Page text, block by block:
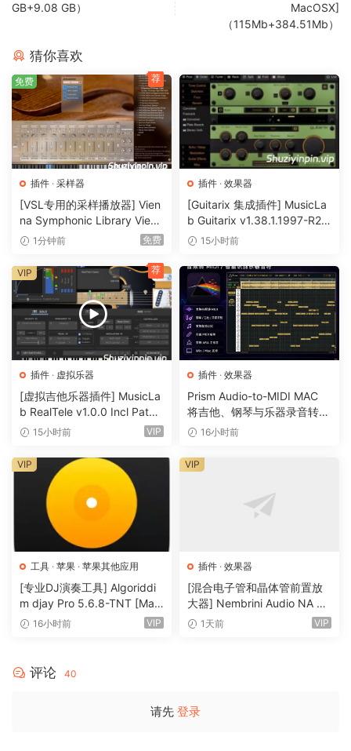
次更新是我们对倾听用户意见的承诺，同时致力于不折不扣的
不过，我最喜欢的补充是极具音乐性的新风格，由伟大的职业
鼓手演奏，真正体现了现实主义和制作价值。”
踢屁股鼓曲目
UJAM Instruments 专注于制作“无挫折”软件，可以解决所有音
乐制作技能水平的问题，Virtual Drummer 系列也不例外。专
业人士将欣赏并受益于获得所需高质量结果所节省的时间，而
初学者现在可以轻松访问他们自己的个人工作室鼓乐伴侣，它
总是听起来很棒并且总是准时！
每个 Virtual Drummer 都带有五个广泛采样的鼓组、现成的智
能混音预设，以及可以调整的各种风格和表演，以完美匹配您
想要的感觉和节奏。在该系列中，每个虚拟鼓手都体现了独特
的自定义演奏风格声音和个性。
总是准时
SOLID 是适用于大多数流行风格的全能可靠的 session pro，
HEAVY 提供坚硬而直的摇滚节拍，而 PHAT 则为您提供都市和
时髦的律动。
所有 Virtual Drummer 插件均可以 VST、AU 和 AAX 格式直接
下载，并可在任何兼容的 DAW 中工作，包括 Logic、
Garageband、Cubase、Ableton Live 和 Pro Tools。立即试
用 Virtual Drummer 插件的 30 天免费演示，享受比以往更
快、更轻松、更好地创建鼓音轨的乐趣！
主页
https://www.ujam.com/
GB+9.08 GB）
MacOSX]
（115Mb+384.51Mb）
猜你喜欢
插件 · 采样器
[VSL专用的采样播放器] Vien
na Symphonic Library Vienn
a Synchron Player v1.3.302
1分钟前 免费
免费 荐
插件 · 效果器
[Guitarix 集成插件] MusicLa
b Guitarix v1.38.1.1997-R2R
[WiN]（7.5MB）
15小时前
插件 · 虚拟乐器
[虚拟吉他乐器插件] MusicLa
b RealTele v1.0.0 Incl Patch
ed and Keygen-R2R [WiN]
15小时前 VIP
VIP 荐
插件 · 效果器
Prism Audio-to-MIDI MAC
将吉他、钢琴与乐器录音转换
为可编辑 MIDI
16小时前
工具 · 苹果 · 苹果其他应用
[专业DJ演奏工具] Algoriddi
m djay Pro 5.6.8-TNT [Mac
OSX]（290MB）
16小时前 VIP
VIP
插件 · 效果器
[混合电子管和晶体管前置放
大器] Nembrini Audio NA Ba
ss 3500 v1.0.0 Incl Keygen-
1天前 VIP
VIP
评论 40
请先 登录